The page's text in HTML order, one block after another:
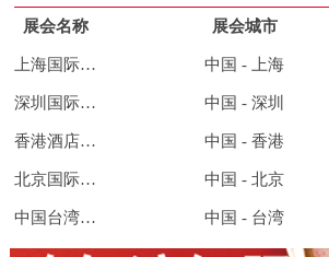
展会名称 展会城市
上海国际酒店及餐饮业博览会 中国 - 上海
深圳国际酒店及餐饮业博览会 中国 - 深圳
香港酒店用品及餐饮展览会 中国 - 香港
北京国际餐饮连锁加盟展览会 中国 - 北京
中国台湾酒店用品及餐饮展览会 中国 - 台湾